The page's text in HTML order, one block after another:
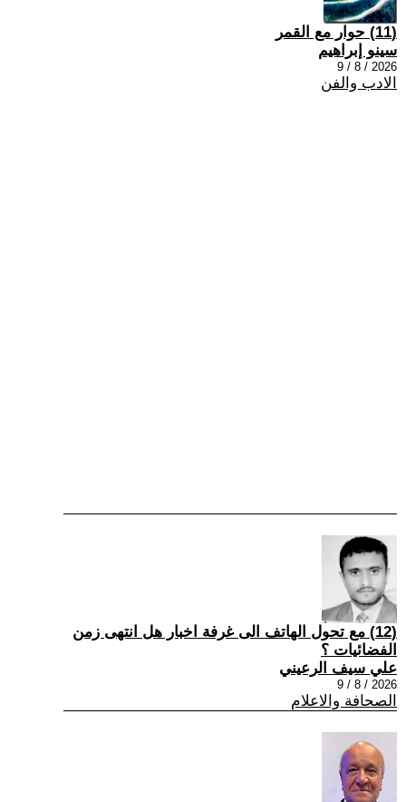
(11) حوار مع القمر
سينو إبراهيم
2026 / 8 / 9
الادب والفن
(12) مع تحول الهاتف الى غرفة اخبار هل انتهى زمن
الفضائيات ؟
علي سيف الرعيني
2026 / 8 / 9
الصحافة والاعلام